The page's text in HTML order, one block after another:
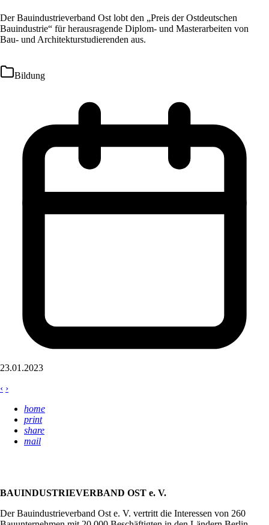
Der Bauindustrieverband Ost lobt den „Preis der Ostdeutschen
Bauindustrie“ für herausragende Diplom- und Masterarbeiten von
Bau- und Architekturstudierenden aus.
Bildung
23.01.2023
‹ ›
home
print
share
mail
BAUINDUSTRIEVERBAND OST e. V.
Der Bauindustrieverband Ost e. V. vertritt die Interessen von 260